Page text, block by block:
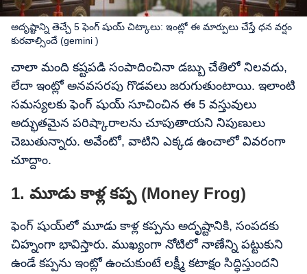
అదృష్టాన్ని తెచ్చే 5 ఫెంగ్ షుయ్ చిట్కాలు: ఇంట్లో ఈ మార్పులు చేస్తే ధన వర్షం
కురవాల్సిందే (gemini )
చాలా మంది కష్టపడి సంపాదించినా డబ్బు చేతిలో నిలవదు,
లేదా ఇంట్లో అనవసరపు గొడవలు జరుగుతుంటాయి. ఇలాంటి
సమస్యలకు ఫెంగ్ షుయ్ సూచించిన ఈ 5 వస్తువులు
అద్భుతమైన పరిష్కారాలను చూపుతాయని నిపుణులు
చెబుతున్నారు. అవేంటో, వాటిని ఎక్కడ ఉంచాలో వివరంగా
చూద్దాం.
1. మూడు కాళ్ల కప్ప (Money Frog)
ఫెంగ్ షుయ్‌లో మూడు కాళ్ల కప్పను అదృష్టానికి, సంపదకు
చిహ్నంగా భావిస్తారు. ముఖ్యంగా నోటిలో నాణేన్ని పట్టుకుని
ఉండే కప్పను ఇంట్లో ఉంచుకుంటే లక్ష్మీ కటాక్షం సిద్ధిస్తుందని